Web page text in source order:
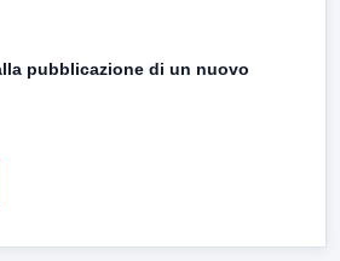
pubblicazione di un nuovo